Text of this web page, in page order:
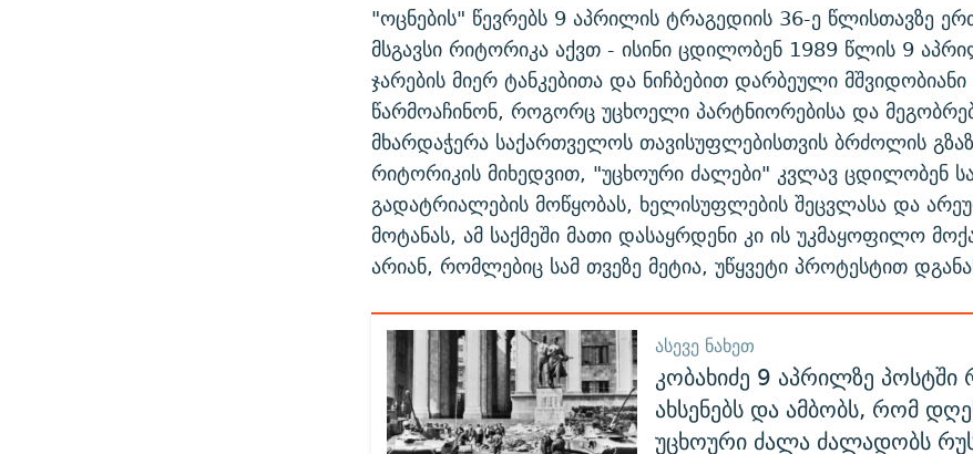
"ოცნების" წევრებს 9 აპრილის ტრაგედიის 36-ე წლისთავზე
მსგავსი რიტორიკა აქვთ - ისინი ცდილობენ 1989 წლის 9
ჯარების მიერ ტანკებითა და ნიჩბებით დარბეული მშვიდობიანი
წარმოაჩინონ, როგორც უცხოელი პარტნიორებისა და
მხარდაჭერა საქართველოს თავისუფლებისთვის ბრძოლის
რიტორიკის მიხედვით, "უცხოური ძალები" კვლავ ცდილობენ
გადატრიალების მოწყობას, ხელისუფლების შეცვლასა და
მოტანას, ამ საქმეში მათი დასაყრდენი კი ის უკმაყოფილო
არიან, რომლებიც სამ თვეზე მეტია, უწყვეტი პროტესტით
ᲐᲡᲔᲕᲔ ᲜᲐᲮᲔᲗ
კობახიძე 9 აპრილზე პოსტში
ახსენებს და ამბობს, რომ
უცხოური ძალა ძალადობს